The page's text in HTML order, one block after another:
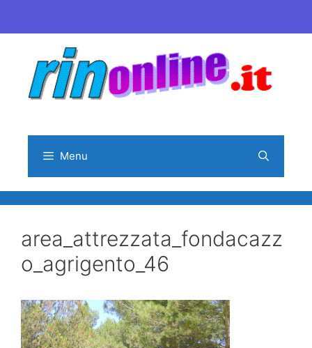
al
contenuto
Menu
area_attrezzata_fondacazz
o_agrigento_46